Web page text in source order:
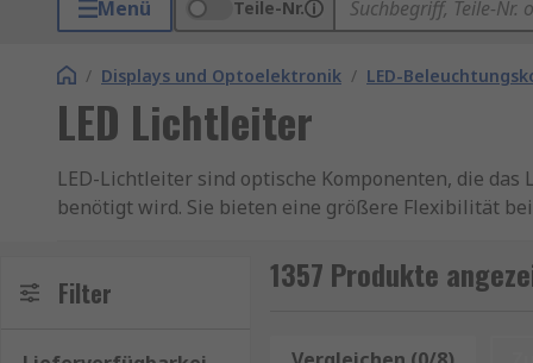
Menü Teile-Nr.
/ Displays und Optoelektronik / LED-
LED Lichtleiter
LED-Lichtleiter sind optische Komponenten, die
benötigt wird. Sie bieten eine größere Flexibilität
Filter 1357 Produkte